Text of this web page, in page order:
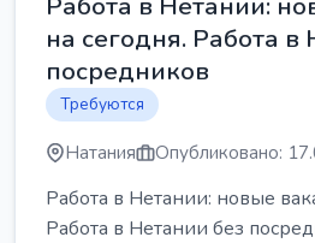
на сегодня. Работа в
посредников
Требуются
Натания Опубликовано:
Работа в Нетании: новые
Работа в Нетании без